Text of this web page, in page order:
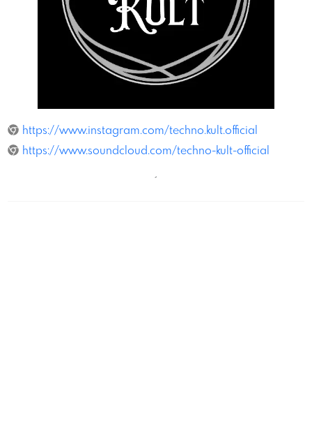
https://www.instagram.com/techno.kult.official
https://www.soundcloud.com/techno-kult-official
´